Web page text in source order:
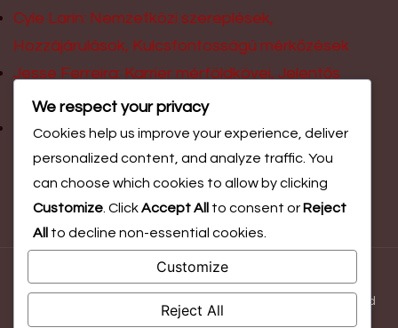
Cyle Larin: Nemzetközi szereplések,
Hozzájárulások, Kulcsfontosságú mérkőzések
Jesse Ferreira: Karrier mérföldkövei, Jelentős
hozzájárulások, Díjak
Bobby Smyrniotis: Háttértörténet, Korai
labdarúgás, Családi támogatás
csepel-sziget.hu
. All Rights Reserved.
Powered
byWordPress.
We respect your privacy
Cookies help us improve your experience, deliver
personalized content, and analyze traffic. You
can choose which cookies to allow by clicking
Customize . ClickAccept All to consent or Reject
All
to decline non-essential cookies.
Customize
Reject All